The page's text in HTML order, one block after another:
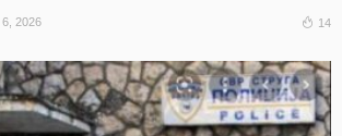
6, 2026 14